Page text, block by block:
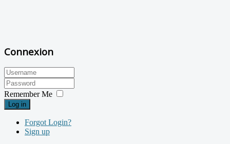
Connexion
Remember Me
Log in
Forgot Login?
Sign up